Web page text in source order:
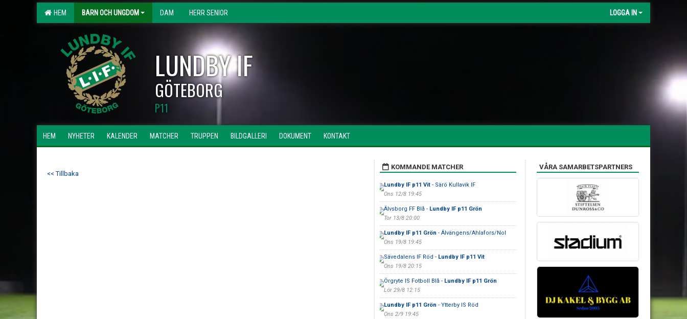
HEM BARN OCH UNGDOM DAM HERR SENIOR LOGGA IN
LUNDBY IF
GÖTEBORG
P11
HEM NYHETER KALENDER MATCHER TRUPPEN BILDGALLERI DOKUMENT KONTAKT
<< Tillbaka
KOMMANDE MATCHER
Lundby IF p11 Vit- Särö Kullavik IF
Ons 12/8 19:45
Älvsborg FF Blå - Lundby IF p11 Grön
Tor 13/8 20:00
Lundby IF p11 Grön - Älvängens/Ahlafors/Nol
Ons 19/8 19:45
Sävedalens IF Röd - Lundby IF p11 Vit
Ons 19/8 20:15
Örgryte IS Fotboll Blå - Lundby IF p11 Grön
Lör 29/8 12:15
Lundby IF p11 Grön - Ytterby IS Röd
Ons 2/9 19:45
VÅRA SAMARBETSPARTNERS